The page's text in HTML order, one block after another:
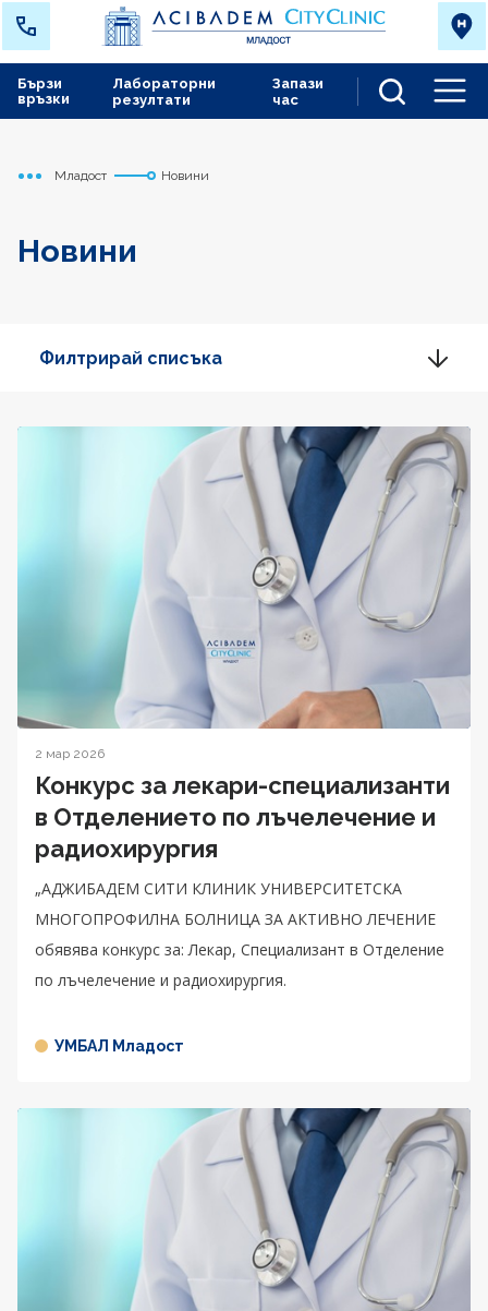
Лабораторни
резултати
Запази
час
Бързи
връзки
Начало
Младост Новини
Новини
Филтрирай списъка
2 мар 2026
Конкурс за лекари-специализанти
в Отделението по лъчелечение и
радиохирургия
„АДЖИБАДЕМ СИТИ КЛИНИК УНИВЕРСИТЕТСКА
МНОГОПРОФИЛНА БОЛНИЦА ЗА АКТИВНО ЛЕЧЕНИЕ
обявява конкурс за: Лекар, Специализант в Отделение
по лъчелечение и радиохирургия.
УМБАЛ Младост